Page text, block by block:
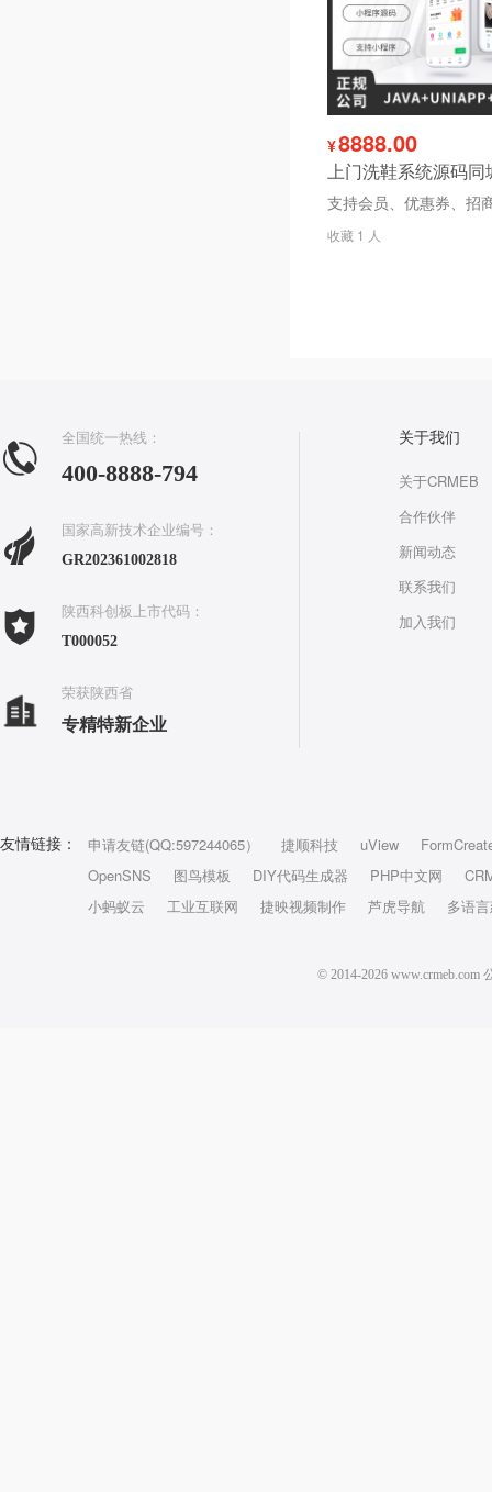
¥8888.00
收藏 1 人
全国统一热线：
400-8888-794
国家高新技术企业编号：
GR202361002818
陕西科创板上市代码：
T000052
荣获陕西省
专精特新企业
关于我们
关于CRMEB
合作伙伴
新闻动态
联系我们
加入我们
友情链接： 申请友链(QQ:597244065） 捷顺科技 uView
OpenSNS
图鸟模板 DIY代码生成器 PHP中文网
小蚂蚁云
工业互联网 捷映视频制作 芦虎导航 多语
© 2014-2026